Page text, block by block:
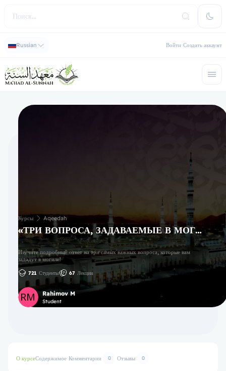
Russian Войти Создать аккаунт
Курсы Aqeedah
«ТРИ ВОПРОСА, ЗАДАВАЕМЫЕ В МОГИЛЕ»,
Изучите подробный ответ на три самых важных вопроса, которые вам
зададут в могиле!
721 Студенты 67 Лекции
Rahimov M
Student
О курсеСодержимое Комментарии 0 Отзывы 0